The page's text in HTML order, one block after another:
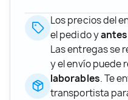
Los precios del
el pedido y
Las entregas se
y el envío puede
laborables. Te
transportista